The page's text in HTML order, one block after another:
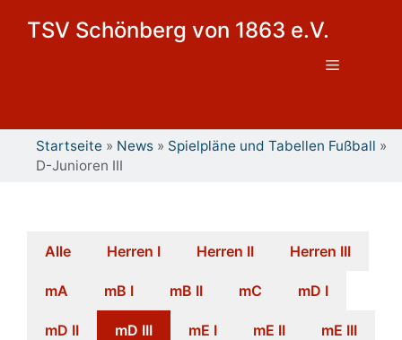
TSV Schönberg von 1863 e.V.
Menü
Startseite » News » Spielpläne und Tabellen Fußball »
D-Junioren III
Alle Herren I Herren II Herren III
mA mB I mB II mC mD I
mD II mD III mE I mE II mE III